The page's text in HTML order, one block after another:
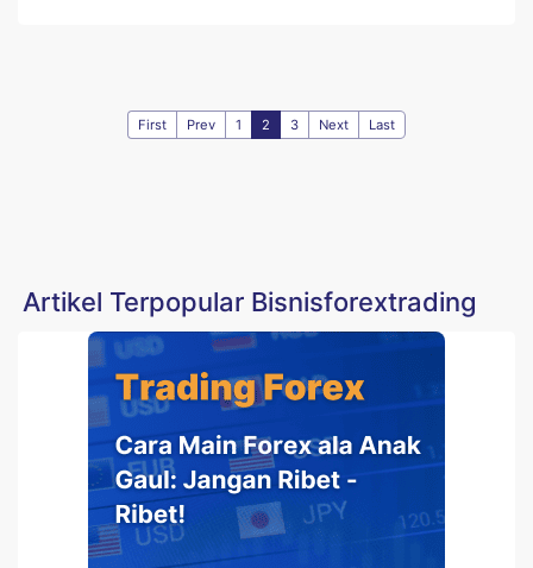
First Prev 1 2 3 Next Last
Artikel Terpopular Bisnisforextrading